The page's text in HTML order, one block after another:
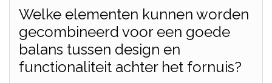
Welke elementen kunnen worden
gecombineerd voor een goede
balans tussen design en
functionaliteit achter het fornuis?